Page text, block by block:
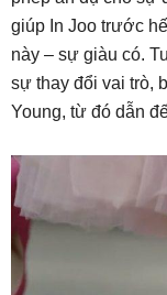
giúp In Joo trước
này – sự giàu có.
sự thay đổi vai trò,
Young, từ đó dẫn